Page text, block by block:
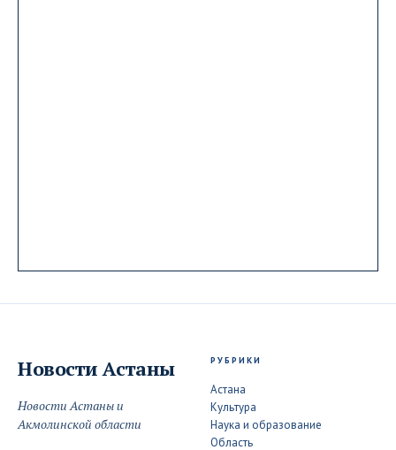
Новости Астаны
Новости Астаны и
Акмолинской области
РУБРИКИ
Астана
Культура
Наука и образование
Область